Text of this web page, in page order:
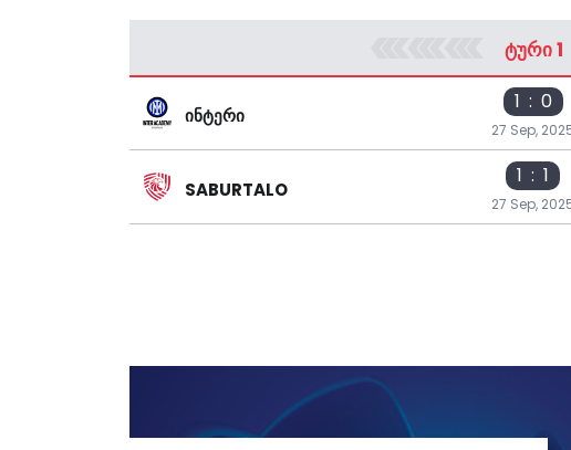
ᲢᲣᲠᲘ 1
ᲘᲜᲢᲔᲠᲘ
1 : 0
27 Sep,
SABURTALO
1 : 1
27 Sep,